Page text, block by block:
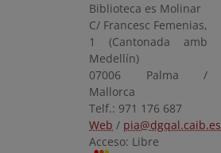
Biblioteca es Molinar
C/ Francesc Femenias,
1 (Cantonada amb
Medellín)
07006 Palma /
Mallorca
Telf.: 971 176 687
Web / pia@dgqal.caib.es
Acceso: Libre